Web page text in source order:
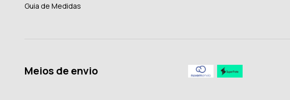
Guia de Medidas
Meios de envio